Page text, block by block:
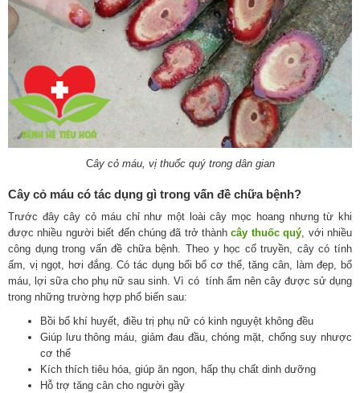
Cây cỏ máu, vị thuốc quý trong dân gian
Cây cỏ máu có tác dụng gì trong vấn đề chữa bệnh?
Trước đây cây cỏ máu chỉ như một loài cây mọc hoang nhưng từ khi
được nhiều người biết đến chúng đã trở thànhcây thuốc quý, với nhiều
công dụng trong vấn đề chữa bệnh. Theo y học cổ truyền, cây có tính
ấm, vị ngọt, hơi đắng. Có tác dụng bổi bổ cơ thể, tăng cân, làm đẹp, bổ
máu, lợi sữa cho phụ nữ sau sinh. Vì có tính ẩm nên cây được sử dụng
trong những trường hợp phổ biến sau:
Bồi bổ khí huyết, điều trị phụ nữ có kinh nguyệt không đều
Giúp lưu thông máu, giảm đau đầu, chóng mặt, chống suy nhược
cơ thể
Kích thích tiêu hóa, giúp ăn ngon, hấp thụ chất dinh dưỡng
Hỗ trợ tăng cân cho người gầy